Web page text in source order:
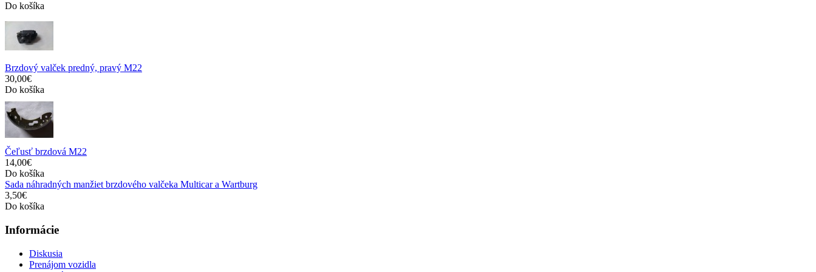
Do košíka
Brzdový valček predný, pravý M22
30,00€
Do košíka
Čeľusť brzdová M22
14,00€
Do košíka
Sada náhradných manžiet brzdového valčeka Multicar a Wartburg
3,50€
Do košíka
Informácie
Diskusia
Prenájom vozidla